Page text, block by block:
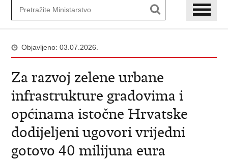
Objavljeno: 03.07.2026.
Za razvoj zelene urbane
infrastrukture gradovima i
općinama istočne Hrvatske
dodijeljeni ugovori vrijedni
gotovo 40 milijuna eura